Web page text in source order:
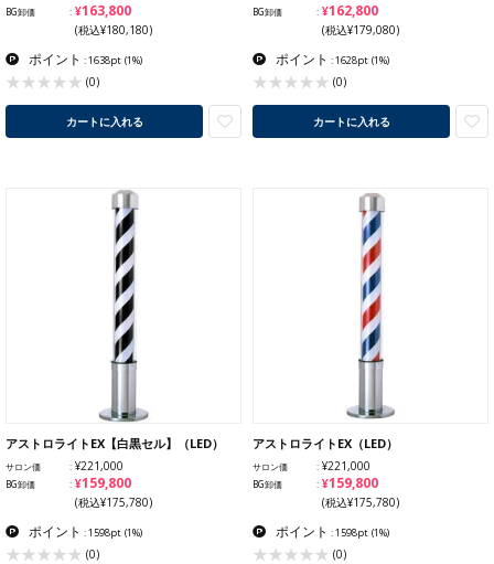
BG卸価 ¥163,800
(税込¥180,180)
ポイント : 1638pt (1%)
(0)
カートに入れる
BG卸価 ¥162,800
(税込¥179,080)
ポイント : 1628pt (1%)
(0)
カートに入れる
アストロライトEX【白黒セル】（LED）
サロン価 ¥221,000
BG卸価 ¥159,800
(税込¥175,780)
ポイント : 1598pt (1%)
(0)
アストロライトEX（LED）
サロン価 ¥221,000
BG卸価 ¥159,800
(税込¥175,780)
ポイント : 1598pt (1%)
(0)